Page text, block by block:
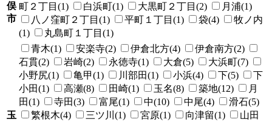
俣
市
町２丁目(1)
白浜町(1) 大黒町２丁目(2)
月浦(1)
八ノ窪町２丁目(1)
平町１丁目(1) 袋(4)
牧ノ内
(1)
丸島町１丁目(1)
玉
青木(1) 安楽寺(2) 伊倉北方(4)
伊倉南方(2)
石貫(2)
岩崎(2) 永徳寺(1) 大倉(5)
大浜町(7)
小野尻(1)
亀甲(1) 川部田(1) 小浜(4) 下(5)
下
小田(1)
高瀬(8) 田崎(1) 玉名(8) 築地(12)
月
田(1)
寺田(3) 富尾(1) 中(10) 中尾(4)
滑石(5)
繁根木(4)
三ツ川(1) 宮原(1) 向津留(1)
山田